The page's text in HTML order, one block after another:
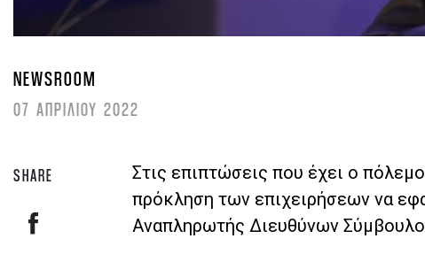
NEWSROOM
07 ΑΠΡΙΛΙΟΥ 2022
SHARE
Στις επιπτώσεις που έχει ο
πρόκληση των επιχειρήσεων να
Αναπληρωτής Διευθύνων